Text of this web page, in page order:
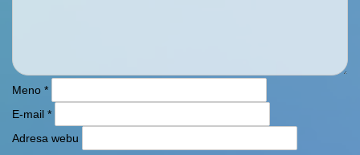
Meno *
E-mail *
Adresa webu